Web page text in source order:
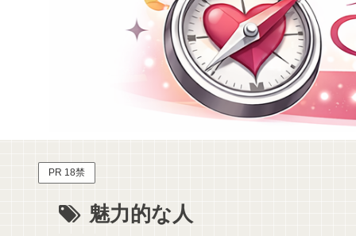
PR 18禁
魅力的な人